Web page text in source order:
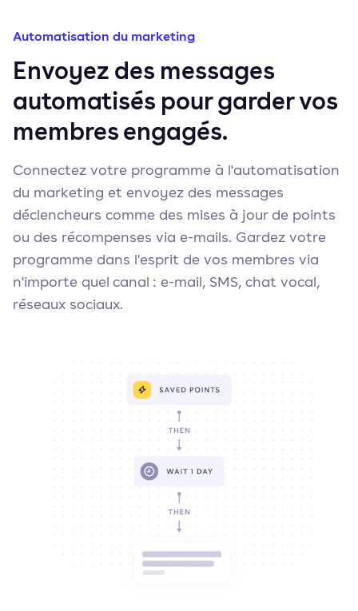
Automatisation du marketing
Envoyez des messages
automatisés pour garder vos
membres engagés.
Connectez votre programme à l'automatisation
du marketing et envoyez des messages
déclencheurs comme des mises à jour de points
ou des récompenses via e-mails. Gardez votre
programme dans l'esprit de vos membres via
n'importe quel canal : e-mail, SMS, chat vocal,
réseaux sociaux.